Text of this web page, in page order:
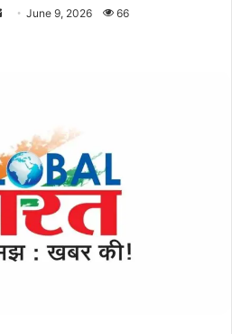
SendJune 9, 2026 66